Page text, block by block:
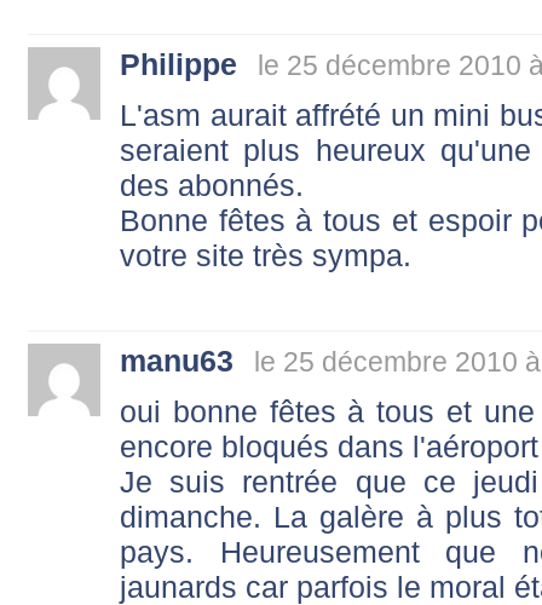
Philippe le 25 décembre 2010
L'asm aurait affrété un mini
seraient plus heureux
des abonnés.
Bonne fêtes à tous et espoir
votre site très sympa.
manu63 le 25 décembre 2010
oui bonne fêtes à tous et
encore bloqués dans
Je suis rentrée que ce
dimanche. La galère à plus
pays. Heureusement que
jaunards car parfois le moral